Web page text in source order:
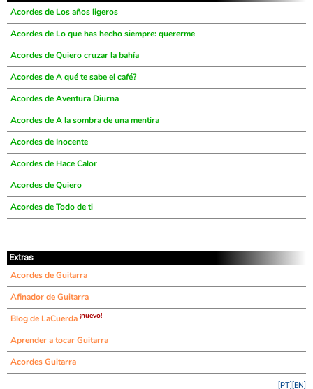
Acordes de Los años ligeros
Acordes de Lo que has hecho siempre: quererme
Acordes de Quiero cruzar la bahía
Acordes de A qué te sabe el café?
Acordes de Aventura Diurna
Acordes de A la sombra de una mentira
Acordes de Inocente
Acordes de Hace Calor
Acordes de Quiero
Acordes de Todo de ti
Extras
Acordes de Guitarra
Afinador de Guitarra
Blog de LaCuerda ¡nuevo!
Aprender a tocar Guitarra
Acordes Guitarra
[EN]
[PT]